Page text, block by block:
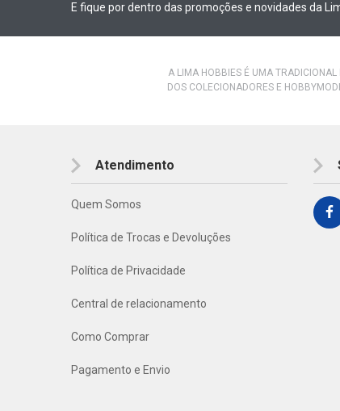
E fique por dentro das promoções e novidades da
A LIMA HOBBIES É UMA
DOS COLECIONADORES E
Atendimento
Quem Somos
Política de Trocas e Devoluções
Política de Privacidade
Central de relacionamento
Como Comprar
Pagamento e Envio